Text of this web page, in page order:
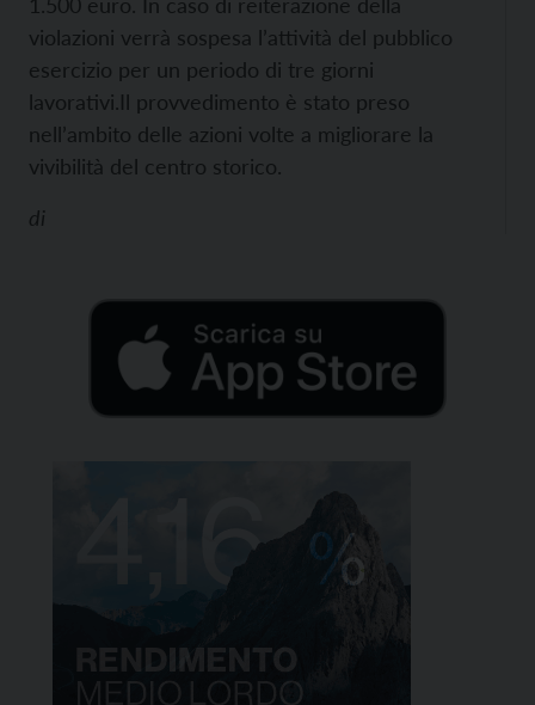
violazioni verrà sospesa l’attività del pubblico
esercizio per un periodo di tre giorni
lavorativi.Il provvedimento è stato preso
nell’ambito delle azioni volte a migliorare la
vivibilità del centro storico.
di